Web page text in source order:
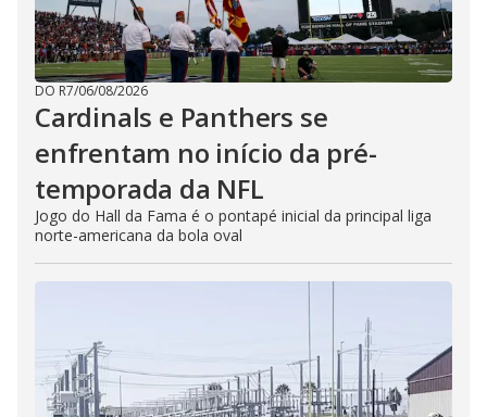
DO R7/06/08/2026
Cardinals e Panthers se
enfrentam no início da pré-
temporada da NFL
Jogo do Hall da Fama é o pontapé inicial da principal liga
norte-americana da bola oval